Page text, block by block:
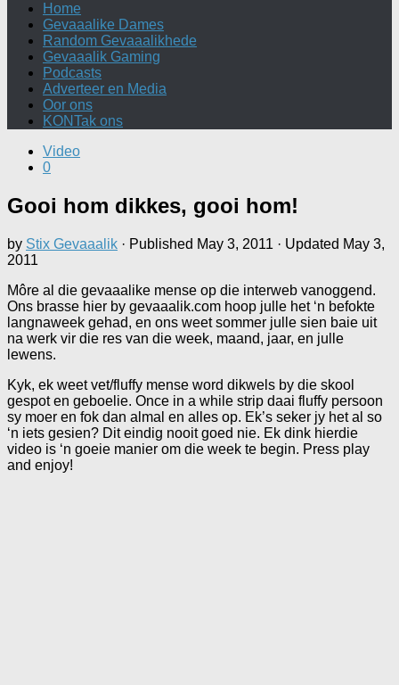
Home
Gevaaalike Dames
Random Gevaaalikhede
Gevaaalik Gaming
Podcasts
Adverteer en Media
Oor ons
KONTak ons
Video
0
Gooi hom dikkes, gooi hom!
by Stix Gevaaalik · Published May 3, 2011 · Updated May 3,
2011
Môre al die gevaaalike mense op die interweb vanoggend.
Ons brasse hier by gevaaalik.com hoop julle het ‘n befokte
langnaweek gehad, en ons weet sommer julle sien baie uit
na werk vir die res van die week, maand, jaar, en julle
lewens.
Kyk, ek weet vet/fluffy mense word dikwels by die skool
gespot en geboelie. Once in a while strip daai fluffy persoon
sy moer en fok dan almal en alles op. Ek’s seker jy het al so
‘n iets gesien? Dit eindig nooit goed nie. Ek dink hierdie
video is ‘n goeie manier om die week te begin. Press play
and enjoy!